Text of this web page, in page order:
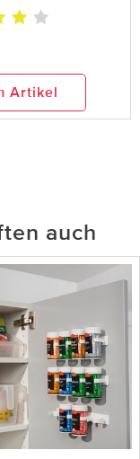
Artikel
auch